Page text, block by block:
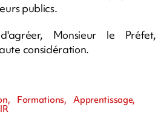
publics.
Monsieur le Préfet,
considération.
Formations, Apprentissage,